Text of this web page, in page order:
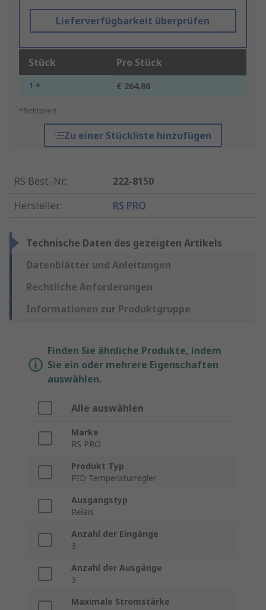
Lieferverfügbarkeit überprüfen
Stück Pro Stück
1 + € 264,86
*Richtpreis
Zu einer Stückliste hinzufügen
RS Best.-Nr.:
222-8150
Hersteller: RS PRO
Technische Daten des gezeigten Artikels
Datenblätter und Anleitungen
Rechtliche Anforderungen
Informationen zur Produktgruppe
Finden Sie ähnliche Produkte, indem
Sie ein oder mehrere Eigenschaften
auswählen.
Alle auswählen
Marke
RS PRO
Produkt Typ
PID Temperaturregler
Ausgangstyp
Relais
Anzahl der Eingänge
3
Anzahl der Ausgänge
3
Maximale Stromstärke